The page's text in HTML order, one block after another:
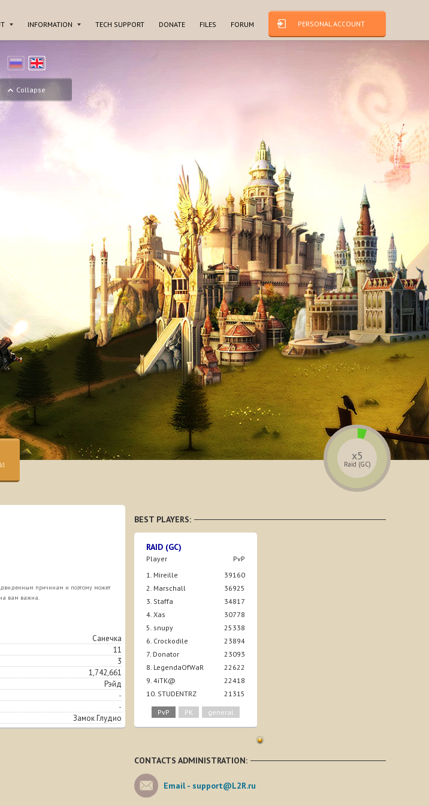
PERSONAL ACCOUNT
INFORMATION TECH SUPPORT DONATE FILES FORUM
Collapse
x5
Raid (GC)
причинам и поэтому может
вам важна.
Санечка
11
3
1,742,661
Рэйд
-
-
Замок Глудио
BEST PLAYERS:
RAID (GC)
Player
PvP
1. Mireille
39160
2. Marschall
36925
3. Staffa
34817
4. Xas
30778
5. snupy
25338
6. Crockodile
23894
7. Donator
23093
8. LegendaOfWaR
22622
9. 4iTK@
22418
10. STUDENTRZ
21315
PvP PK general
CONTACTS ADMINISTRATION:
Email - support@L2R.ru